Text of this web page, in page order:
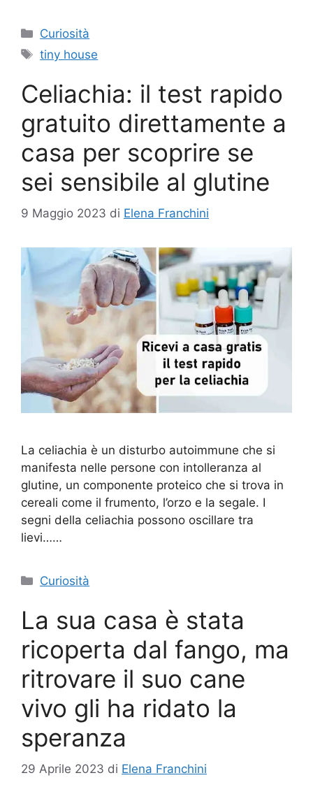
Categorie
Curiosità
Tag
tiny house
Celiachia: il test rapido
gratuito direttamente a
casa per scoprire se
sei sensibile al glutine
9 Maggio 2023 di Elena Franchini
La celiachia è un disturbo autoimmune che si
manifesta nelle persone con intolleranza al
glutine, un componente proteico che si trova in
cereali come il frumento, l’orzo e la segale. I
segni della celiachia possono oscillare tra
lievi……
Categorie
Curiosità
La sua casa è stata
ricoperta dal fango, ma
ritrovare il suo cane
vivo gli ha ridato la
speranza
29 Aprile 2023 di Elena Franchini